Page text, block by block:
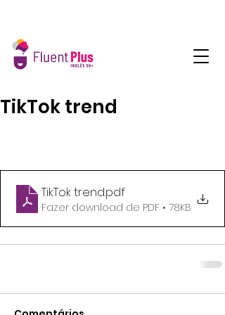
TikTok trend
TikTok trend.pdf
Fazer download de PDF • 78KB